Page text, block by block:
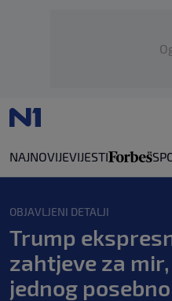
NAJNOVIJEVIJESTI
OBJAVLJENI DETALJI
Trump
zahtjeve za
jednog